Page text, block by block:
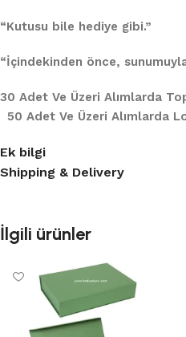
“Kutusu bile hediye gibi.”
“İçindekinden önce,
30 Adet Ve Üzeri Alımlarda
50 Adet Ve Üzeri Alımlarda
Ek bilgi
Shipping & Delivery
İlgili ürünler